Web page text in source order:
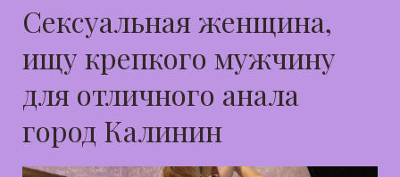
Сексуальная женщина,
ищу крепкого мужчину
для отличного анала
город Калинин